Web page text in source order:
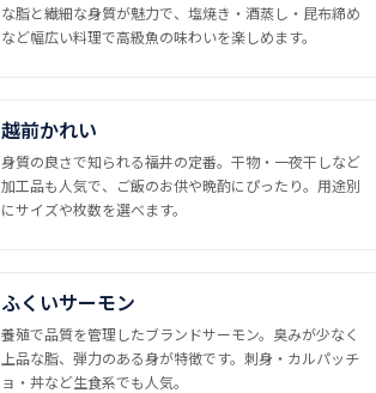
な脂と繊細な身質が魅力で、塩焼き・酒蒸し・昆布締め
など幅広い料理で高級魚の味わいを楽しめます。
越前かれい
身質の良さで知られる福井の定番。干物・一夜干しなど
加工品も人気で、ご飯のお供や晩酌にぴったり。用途別
にサイズや枚数を選べます。
ふくいサーモン
養殖で品質を管理したブランドサーモン。臭みが少なく
上品な脂、弾力のある身が特徴です。刺身・カルパッチ
ョ・丼など生食系でも人気。